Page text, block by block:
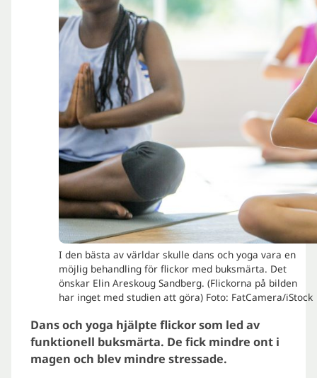
I den bästa av världar skulle dans och yoga vara en
möjlig behandling för flickor med buksmärta. Det
önskar Elin Areskoug Sandberg. (Flickorna på bilden
har inget med studien att göra) Foto: FatCamera/iStock
Dans och yoga hjälpte flickor som led av
funktionell buksmärta. De fick mindre ont i
magen och blev mindre stressade.